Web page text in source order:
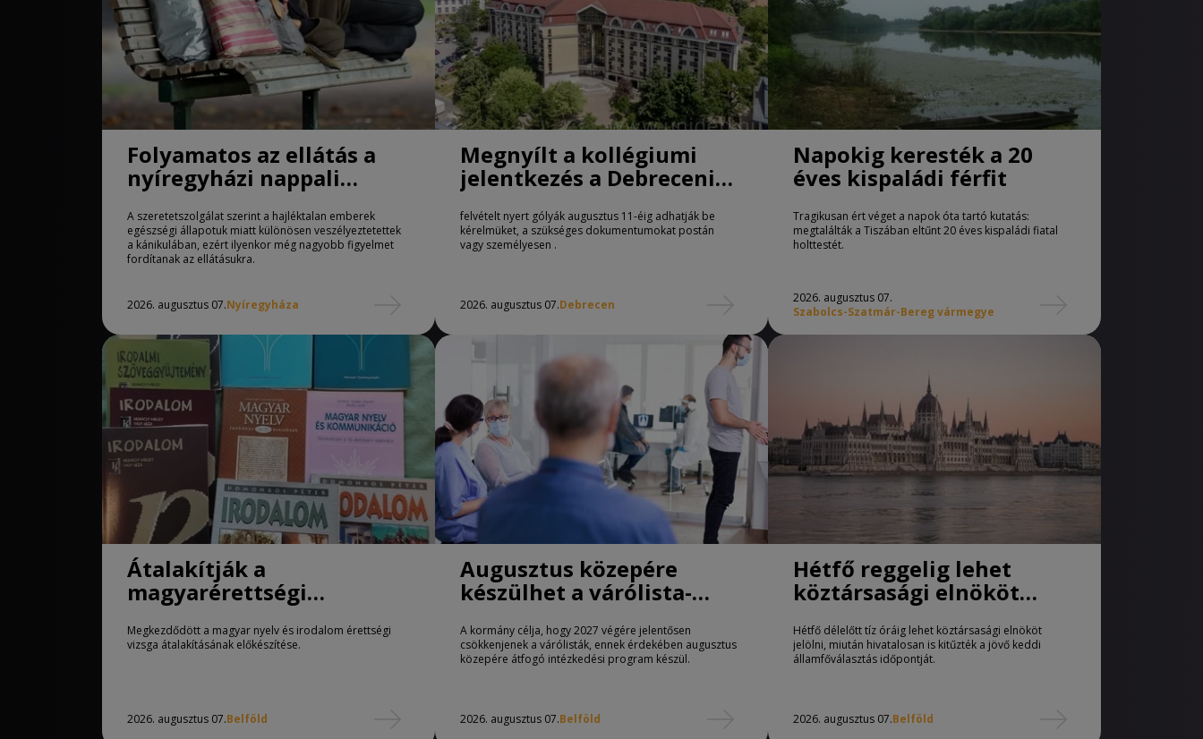
Folyamatos az ellátás a
nyíregyházi nappali
melegedőben
A szeretetszolgálat szerint a hajléktalan emberek
egészségi állapotuk miatt különösen veszélyeztetettek
a kánikulában, ezért ilyenkor még nagyobb figyelmet
fordítanak az ellátásukra.
2026. augusztus 07.Nyíregyháza
Megnyílt a kollégiumi
jelentkezés a Debreceni
Egyetemen
felvételt nyert gólyák augusztus 11-éig adhatják be
kérelmüket, a szükséges dokumentumokat postán
vagy személyesen .
2026. augusztus 07.Debrecen
Napokig keresték a 20
éves kispaládi férfit
Tragikusan ért véget a napok óta tartó kutatás:
megtalálták a Tiszában eltűnt 20 éves kispaládi fiatal
holttestét.
2026. augusztus 07.
Szabolcs-Szatmár-Bereg vármegye
Átalakítják a
magyarérettségi
követelményeit
Megkezdődött a magyar nyelv és irodalom érettségi
vizsga átalakításának előkészítése.
2026. augusztus 07.Belföld
Augusztus közepére
készülhet a várólista-
A kormány célja, hogy 2027 végére jelentősen
csökkenjenek a várólisták, ennek érdekében augusztus
közepére átfogó intézkedési program készül.
2026. augusztus 07.Belföld
Hétfő reggelig lehet
köztársasági elnököt
Hétfő délelőtt tíz óráig lehet köztársasági elnököt
jelölni, miután hivatalosan is kitűzték a jövő keddi
államfőválasztás időpontját.
2026. augusztus 07.Belföld